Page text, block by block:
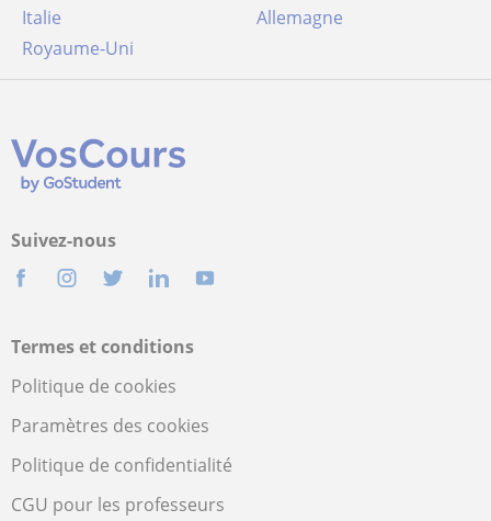
Italie
Allemagne
Royaume-Uni
Suivez-nous
Termes et conditions
Politique de cookies
Paramètres des cookies
Politique de confidentialité
CGU pour les professeurs